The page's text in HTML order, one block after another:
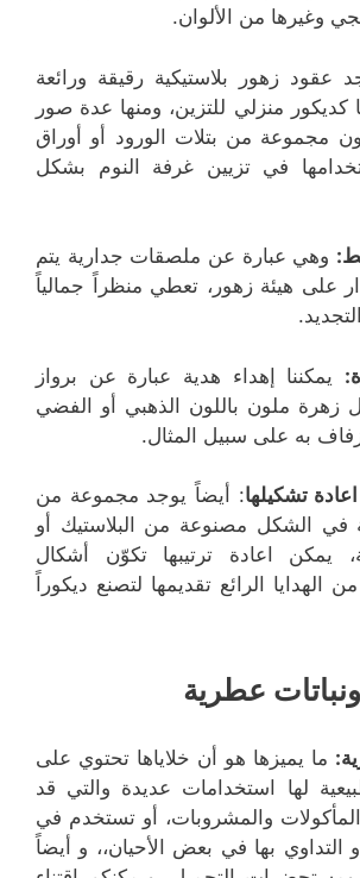
وغيرها من الألوان.
عقود زهور بلاستيكية رقيقة ورائعة
كديكور منزلي للتزين، ومنها عدة صور
مجموعة من بتلات الورود أو أوراق
في تزيين غرفة النوم بشكل
وهي عبارة عن ملصقات جدارية يتم
على هيئة زهور، تعطي منظراً جمالياً
يمكننا إهداء هدية عبارة عن برواز
ملون باللون الذهبي أو الفضي
به على سبيل المثال.
تشكيلها: أيضاً يوجد مجموعة من
في الشكل مصنوعة من البلاستيك أو
يمكن اعادة ترتيبها تكوّن أشكال
الهدايا الرائع تقديمها لتصنع ديكوراً
ونباتات عطرية
: ما يميزها هو أن خلاياها تحتوي على
لها استخدامات عديدة والتي قد
والمشروبات، أو تستخدم في
التداوي بها في بعض الأحيان،، و أيضاً